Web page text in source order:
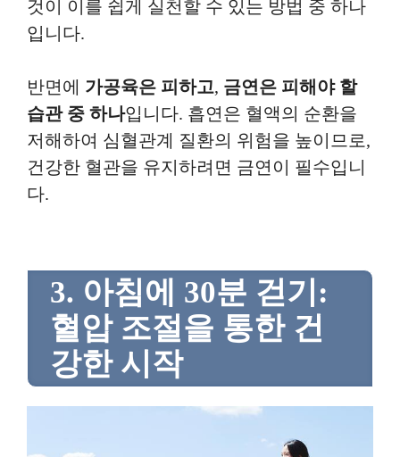
것이 이를 쉽게 실천할 수 있는 방법 중 하나
입니다.
반면에 가공육은 피하고, 금연은 피해야 할
습관 중 하나입니다. 흡연은 혈액의 순환을
저해하여 심혈관계 질환의 위험을 높이므로,
건강한 혈관을 유지하려면 금연이 필수입니
다.
3. 아침에 30분 걷기:
혈압 조절을 통한 건
강한 시작